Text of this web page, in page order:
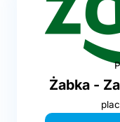
Żabka -